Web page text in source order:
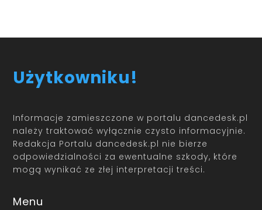
Użytkowniku!
Informacje zamieszczone w portalu dancedesk.pl
należy traktować wyłącznie czysto informacyjnie.
Redakcja Portalu dancedesk.pl nie bierze
odpowiedzialności za ewentualne szkody, które
mogą wynikać ze złej interpretacji treści.
Menu